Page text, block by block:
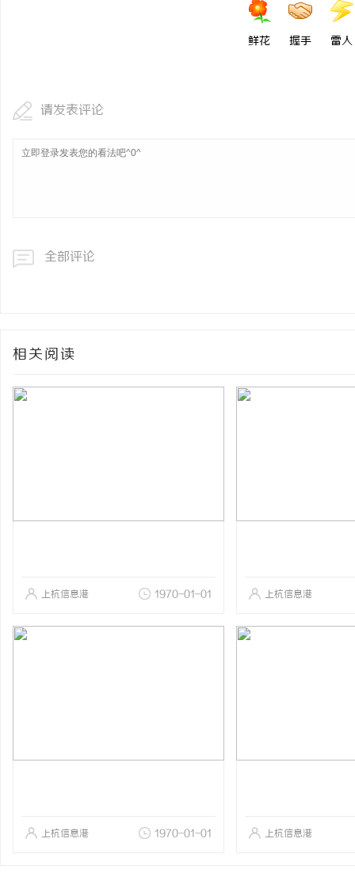
鲜花 握手 雷人
请发表评论
全部评论
相关阅读
上杭信息港 1970-01-01 上杭信息港
上杭信息港 1970-01-01 上杭信息港